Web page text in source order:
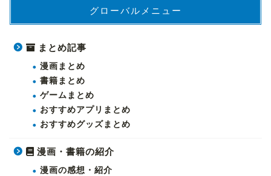
グローバルメニュー
まとめ記事
漫画まとめ
書籍まとめ
ゲームまとめ
おすすめアプリまとめ
おすすめグッズまとめ
漫画・書籍の紹介
漫画の感想・紹介